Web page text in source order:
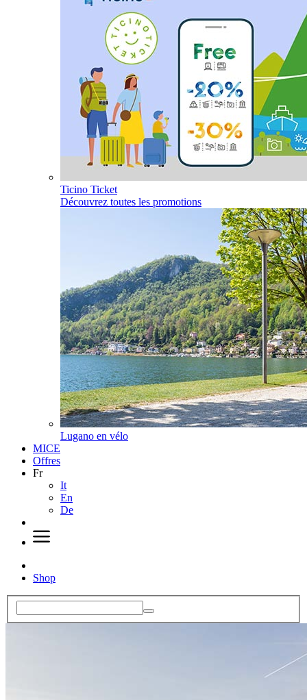
Ticino Ticket
Découvrez toutes les promotions
Lugano en vélo
MICE
Offres
Fr
It
En
De
Shop